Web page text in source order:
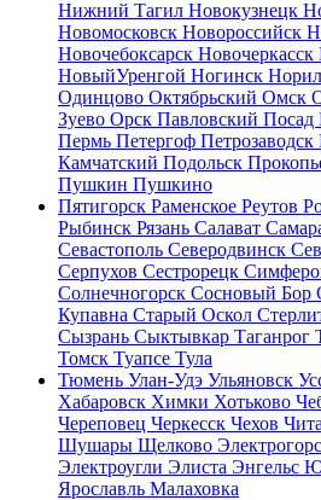
Нижний Тагил Новокузнецк
Новомосковск Новороссийск
Новочебоксарск Новочеркасск
НовыйУренгой Ногинск
Одинцово Октябрьский Омск
Зуево Орск Павловский Посад
Пермь Петергоф Петрозаводск
Камчатский Подольск
Пушкин Пушкино
Пятигорск Раменское Реутов
Рыбинск Рязань Салават
Севастополь Северодвинск
Серпухов Сестрорецк
Солнечногорск Сосновый Бор
Купавна Старый Оскол
Сызрань Сыктывкар Таганрог
Томск Туапсе Тула
Тюмень Улан-Удэ Ульяновск
Хабаровск Химки Хотьково
Череповец Черкесск Чехов Чита
Шушары Щелково
Электроугли Элиста Энгельс
Ярославль Малаховка